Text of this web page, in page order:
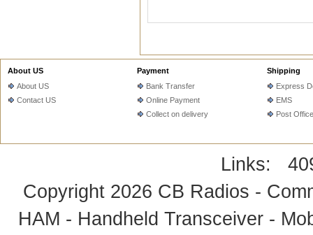
About US
About US
Contact US
Payment
Bank Transfer
Online Payment
Collect on delivery
Shipping
Express
EMS
Post Office
Links:
Copyright 2026 CB Radios -
HAM - Handheld Transceiver -